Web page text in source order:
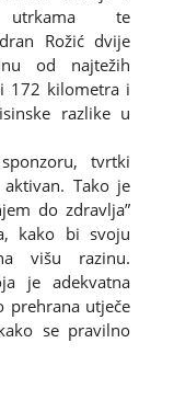
utrkama te
Rožić dvije
od najtežih
172 kilometra i
razlike u
tvrtki
Tako je
do zdravlja”
kako bi svoju
višu razinu.
je adekvatna
prehrana utječe
se pravilno